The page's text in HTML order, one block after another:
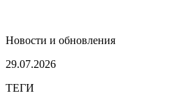
Новости и обновления
29.07.2026
ТЕГИ